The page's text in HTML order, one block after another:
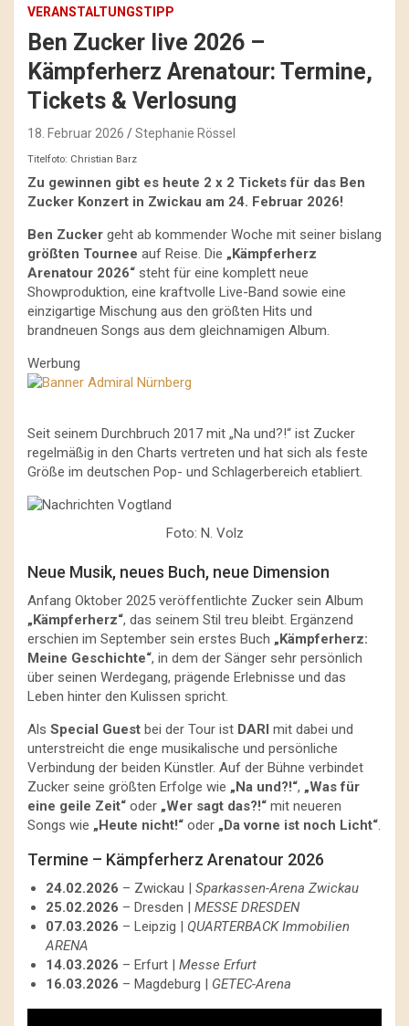
VERANSTALTUNGSTIPP
Ben Zucker live 2026 –
Kämpferherz Arenatour: Termine,
Tickets & Verlosung
18. Februar 2026 Stephanie Rössel
Titelfoto: Christian Barz
Zu gewinnen gibt es heute 2 x 2 Tickets für das Ben
Zucker Konzert in Zwickau am 24. Februar 2026!
Ben Zucker geht ab kommender Woche mit seiner bislang
größten Tournee auf Reise. Die „Kämpferherz
Arenatour 2026“ steht für eine komplett neue
Showproduktion, eine kraftvolle Live-Band sowie eine
einzigartige Mischung aus den größten Hits und
brandneuen Songs aus dem gleichnamigen Album.
Werbung
Seit seinem Durchbruch 2017 mit „Na und?!“ ist Zucker
regelmäßig in den Charts vertreten und hat sich als feste
Größe im deutschen Pop- und Schlagerbereich etabliert.
Foto: N. Volz
Neue Musik, neues Buch, neue Dimension
Anfang Oktober 2025 veröffentlichte Zucker sein Album
„Kämpferherz“, das seinem Stil treu bleibt. Ergänzend
erschien im September sein erstes Buch „Kämpferherz:
Meine Geschichte“, in dem der Sänger sehr persönlich
über seinen Werdegang, prägende Erlebnisse und das
Leben hinter den Kulissen spricht.
Als Special Guest bei der Tour ist DARI mit dabei und
unterstreicht die enge musikalische und persönliche
Verbindung der beiden Künstler. Auf der Bühne verbindet
Zucker seine größten Erfolge wie „Na und?!“, „Was für
eine geile Zeit“ oder „Wer sagt das?!“ mit neueren
Songs wie „Heute nicht!“ oder „Da vorne ist noch Licht“.
Termine – Kämpferherz Arenatour 2026
24.02.2026 – Zwickau | Sparkassen-Arena Zwickau
25.02.2026 – Dresden | MESSE DRESDEN
07.03.2026 – Leipzig | QUARTERBACK Immobilien
ARENA
14.03.2026 – Erfurt | Messe Erfurt
16.03.2026 – Magdeburg | GETEC-Arena